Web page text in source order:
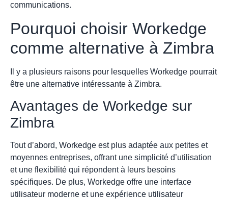
communications.
Pourquoi choisir Workedge
comme alternative à Zimbra
Il y a plusieurs raisons pour lesquelles Workedge pourrait
être une alternative intéressante à Zimbra.
Avantages de Workedge sur
Zimbra
Tout d’abord, Workedge est plus adaptée aux petites et
moyennes entreprises, offrant une simplicité d’utilisation
et une flexibilité qui répondent à leurs besoins
spécifiques. De plus, Workedge offre une interface
utilisateur moderne et une expérience utilisateur